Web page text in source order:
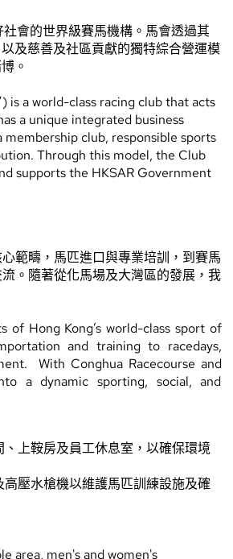
會的世界級賽馬機構。馬會透過其
及慈善及社區貢獻的獨特綜合營運模
。
is a world-class racing club that acts
a unique integrated business
club, responsible sports
Through this model, the Club
supports the HKSAR Government
範疇，馬匹進口與專業培訓，到賽馬
。隨著從化馬場及大灣區的發展，我
of Hong Kong’s world-class sport of
and training to racedays,
With Conghua Racecourse and
a dynamic sporting, social, and
上鞍房及員工休息室，以確保環境
壓水槍機以維護馬匹訓練設施及確
area, men's and women's